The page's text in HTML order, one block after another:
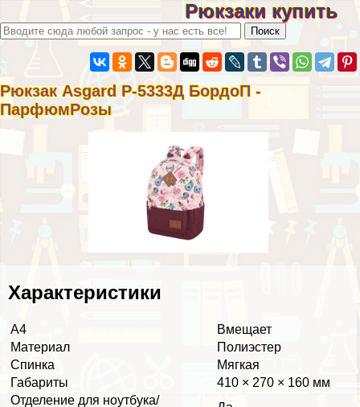
Рюкзаки купить
Рюкзак Asgard Р-5333Д БордоП -
ПарфюмРозы
Хаpaктеристики
А4
Вмещает
Материал
Полиэстер
Спинка
Мягкая
Габариты
410 × 270 × 160 мм
Отделение для ноутбука/